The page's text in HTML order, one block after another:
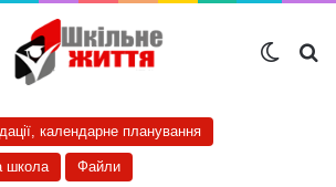
календарне планування
школа Файли